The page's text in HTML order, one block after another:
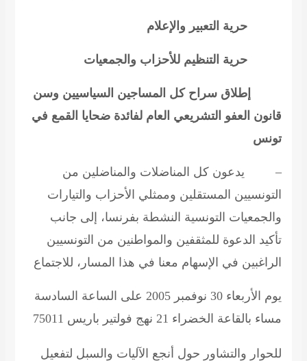
حرية التعبير والإعلام
حرية التنظيم للأحزاب والجمعيات
إطلاق سراح كل المساجين السياسيين وسن
قانون العفو التشريعي العام لفائدة ضحايا القمع في
تونس
–
يدعون كل المناضلات والمناضلين من
التونسيين المستقلين وممثلي الأحزاب والتيارات
والجمعيات التونسية النشطة بفرنسا، إلى جانب
تأكيد الدعوة للمثقفين والمواطنين من التونسيين
الراغبين في الإسهام معنا في هذا المسار، للاجتماع
يوم الأربعاء 30 نوفمبر 2005 على الساعة السادسة
مساء بالقاعة الخضراء 21 نهج فولتير باريس 75011
للحوار والتشاور حول أنجع الآليات والسبل لتفعيل